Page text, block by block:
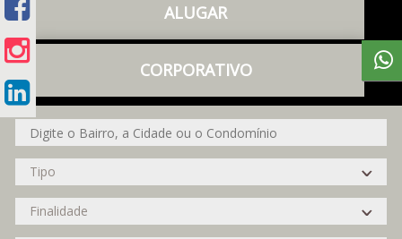
ALUGAR
CORPORATIVO